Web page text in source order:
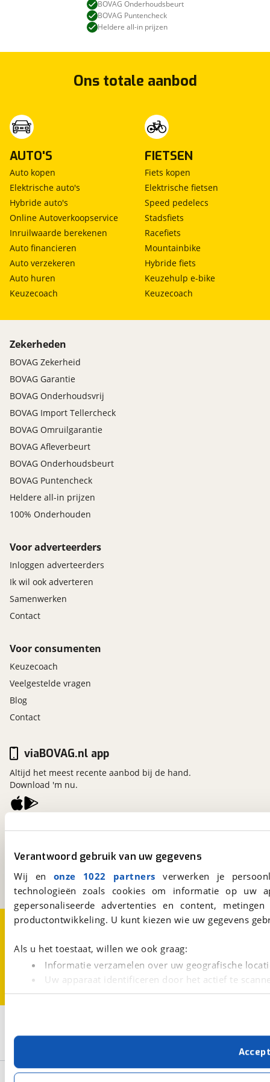
Verantwoord gebruik van uw gegevens
Wij en onze 1022 partners verwerken je
technologieën zoals cookies om informatie op
gepersonaliseerde advertenties en content,
productontwikkeling. U kunt kiezen wie uw gegevens
Als u het toestaat, willen we ook graag:
Informatie verzamelen over uw geografische
Uw apparaat identificeren door het actief te
Lees meer over hoe uw persoonlijke gegevens worden
Met cookies en vergelijkbare technieken zorgen we
cookies zorgen ervoor dat de website goed werkt.
verbeteren. We tonen je graag relevante advertenties
Basisgegevens
BOVAG Onderhoudsbeurt
BOVAG Puntencheck
Heldere all-in prijzen
Ons totale aanbod
AUTO'S
Auto kopen
Elektrische auto's
Hybride auto's
Online Autoverkoopservice
Inruilwaarde berekenen
Auto financieren
Auto verzekeren
Auto huren
Keuzecoach
FIETSEN
Fiets kopen
Elektrische fietsen
Speed pedelecs
Stadsfiets
Racefiets
Mountainbike
Hybride fiets
Keuzehulp e-bike
Keuzecoach
Zekerheden
BOVAG Zekerheid
BOVAG Garantie
BOVAG Onderhoudsvrij
BOVAG Import Tellercheck
BOVAG Omruilgarantie
BOVAG Afleverbeurt
BOVAG Onderhoudsbeurt
BOVAG Puntencheck
Heldere all-in prijzen
100% Onderhouden
Voor adverteerders
Inloggen adverteerders
Ik wil ook adverteren
Samenwerken
Contact
Voor consumenten
Keuzecoach
Veelgestelde vragen
Blog
Contact
viaBOVAG.nl
3981 AJ Bunnik
Een initiatief van
BOVAG
viaBOVAG.nl app
Altijd het meest recente aanbod bij de hand.
Download 'm nu.
Over viaBOVAG.nlDisclaimer- en Privacyverklaring